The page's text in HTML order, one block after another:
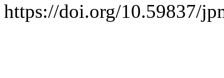
https://doi.org/10.59837/